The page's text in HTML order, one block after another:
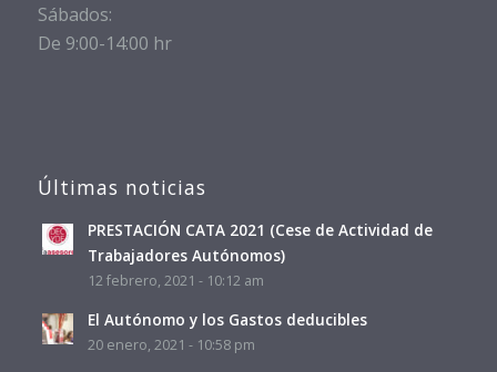
Sábados:
De 9:00-14:00 hr
Últimas noticias
PRESTACIÓN CATA 2021 (Cese de Actividad de
Trabajadores Autónomos)
12 febrero, 2021 - 10:12 am
El Autónomo y los Gastos deducibles
20 enero, 2021 - 10:58 pm